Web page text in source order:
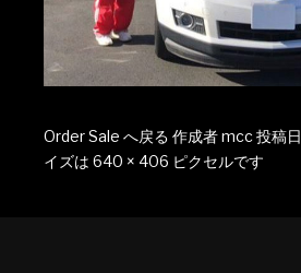
Order Sale へ戻る 作成者mcc投稿日
イズは 640 × 406 ピクセルです